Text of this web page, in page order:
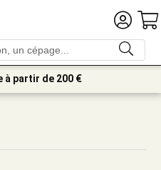
partir de 200 €